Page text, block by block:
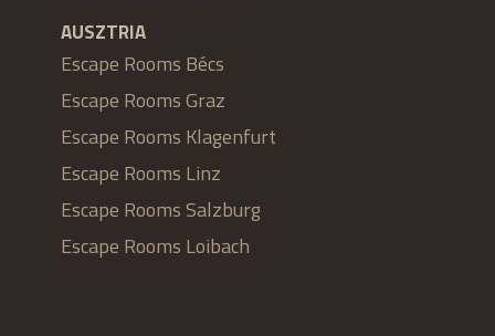
AUSZTRIA
Escape Rooms Bécs
Escape Rooms Graz
Escape Rooms Klagenfurt
Escape Rooms Linz
Escape Rooms Salzburg
Escape Rooms Loibach